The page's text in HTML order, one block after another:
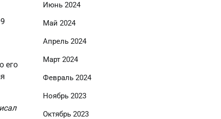
его
Июнь 2024
Май 2024
Апрель 2024
Март 2024
Февраль 2024
Ноябрь 2023
Октябрь 2023